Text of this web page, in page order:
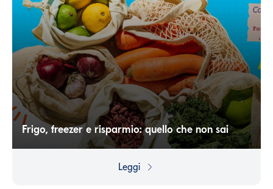
Frigo, freezer e risparmio: quello che non sai
Conservare bene il cibo non è solo una questione di
mangiare meglio, sprecare meno e risparmiare di più. Un
Leggi